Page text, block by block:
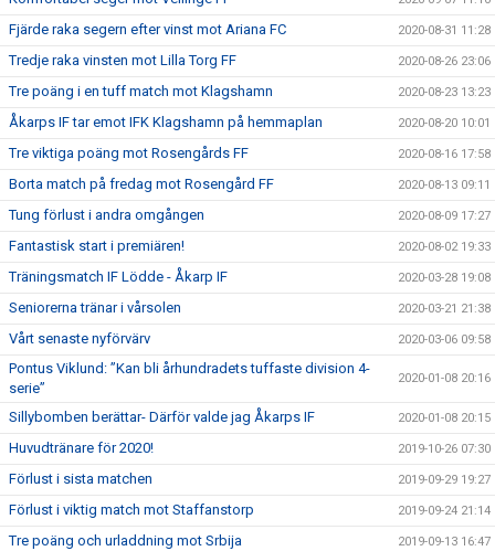
Fjärde raka segern efter vinst mot Ariana FC 2020-08-31 11:28
Tredje raka vinsten mot Lilla Torg FF 2020-08-26 23:06
Tre poäng i en tuff match mot Klagshamn 2020-08-23 13:23
Åkarps IF tar emot IFK Klagshamn på hemmaplan 2020-08-20 10:01
Tre viktiga poäng mot Rosengårds FF 2020-08-16 17:58
Borta match på fredag mot Rosengård FF 2020-08-13 09:11
Tung förlust i andra omgången 2020-08-09 17:27
Fantastisk start i premiären! 2020-08-02 19:33
Träningsmatch IF Lödde - Åkarp IF 2020-03-28 19:08
Seniorerna tränar i vårsolen 2020-03-21 21:38
Vårt senaste nyförvärv 2020-03-06 09:58
Pontus Viklund: ”Kan bli århundradets tuffaste division 4-
serie”
2020-01-08 20:16
Sillybomben berättar- Därför valde jag Åkarps IF 2020-01-08 20:15
Huvudtränare för 2020! 2019-10-26 07:30
Förlust i sista matchen 2019-09-29 19:27
Förlust i viktig match mot Staffanstorp 2019-09-24 21:14
Tre poäng och urladdning mot Srbija 2019-09-13 16:47